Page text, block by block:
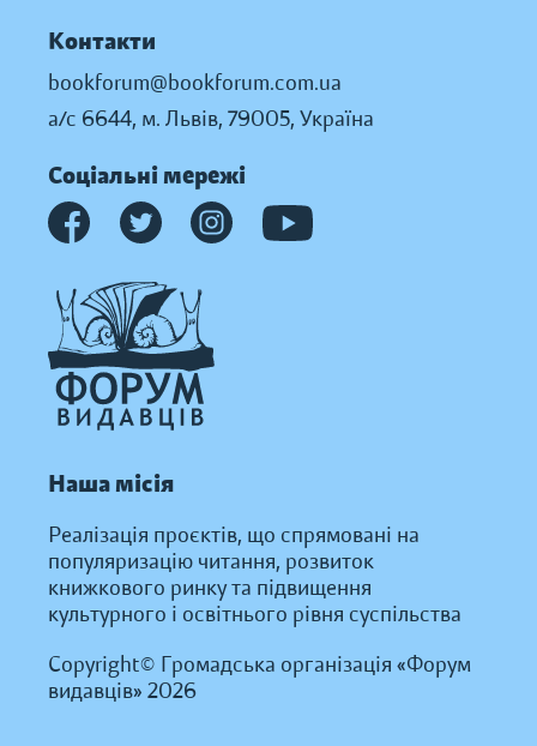
Контакти
bookforum@bookforum.com.ua
а/с 6644, м. Львів, 79005, Україна
Соціальні мережі
Наша місія
Реалізація проєктів, що спрямовані на
популяризацію читання, розвиток
книжкового ринку та підвищення
культурного і освітнього рівня суспільства
Copyright© Громадська організація «Форум
видавців» 2026